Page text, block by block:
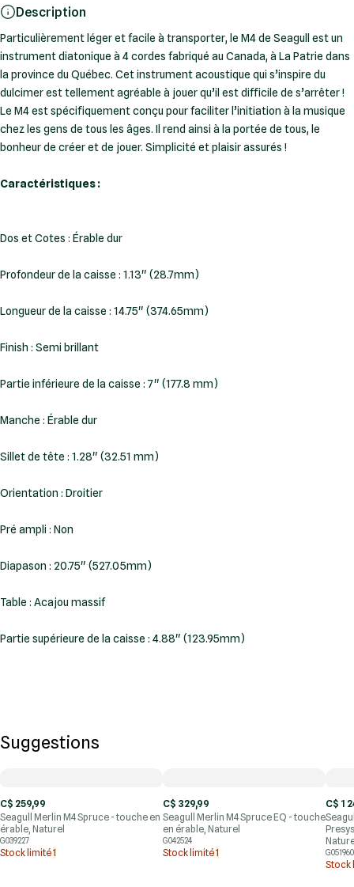
Description
Particulièrement léger et facile à transporter, le M4 de Seagull est un
instrument diatonique à 4 cordes fabriqué au Canada, à La Patrie dans
la province du Québec. Cet instrument acoustique qui s’inspire du
dulcimer est tellement agréable à jouer qu’il est difficile de s’arrêter !
Le M4 est spécifiquement conçu pour faciliter l’initiation à la musique
chez les gens de tous les âges. Il rend ainsi à la portée de tous, le
bonheur de créer et de jouer. Simplicité et plaisir assurés !
Caractéristiques :
Dos et Cotes : Érable dur
Profondeur de la caisse : 1.13" (28.7mm)
Longueur de la caisse : 14.75" (374.65mm)
Finish : Semi brillant
Partie inférieure de la caisse : 7" (177.8 mm)
Manche : Érable dur
Sillet de tête : 1.28" (32.51 mm)
Orientation : Droitier
Pré ampli : Non
Diapason : 20.75" (527.05mm)
Table : Acajou massif
Partie supérieure de la caisse : 4.88" (123.95mm)
Suggestions
C$ 259,99
Seagull Merlin M4 Spruce - touche en
érable, Naturel
G039227
Stock limité1
C$ 329,99
Seagull Merlin M4 Spruce EQ - touche
en érable, Naturel
G042524
Stock limité1
C$ 1
G051960
Stock